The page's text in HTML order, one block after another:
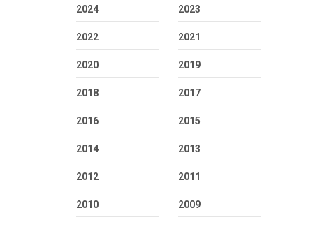
2024 2023
2022 2021
2020 2019
2018 2017
2016 2015
2014 2013
2012 2011
2010 2009